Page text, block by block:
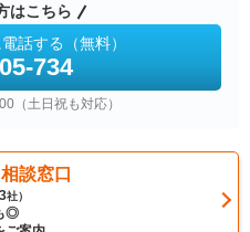
はこちら
話する（無料）
734
（土日祝も対応）
談窓口
3社）
◎